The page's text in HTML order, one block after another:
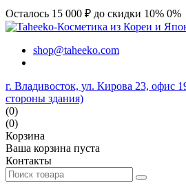
Осталось 15 000 ₽ до скидки 10% 0%
shop@taheeko.com
г. Владивосток, ул. Кирова 23, офис
стороны здания)
(0)
(0)
Корзина
Ваша корзина пуста
Контакты